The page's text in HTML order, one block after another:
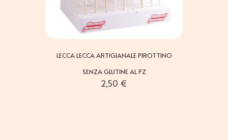
LECCA LECCA ARTIGIANALE PIROTTINO
SENZA GLUTINE AL PZ
2,50 €